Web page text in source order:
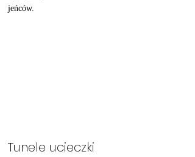
jeńców.
Tunele ucieczki